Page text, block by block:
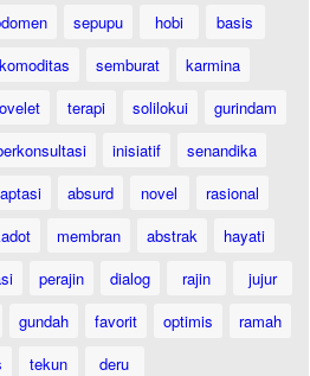
sepupu hobi
basis
komoditas semburat
karmina
terapi solilokui
gurindam
inisiatif
senandika
absurd novel
rasional
membran abstrak
hayati
perajin dialog rajin
jujur
gundah favorit optimis
ramah
tekun deru